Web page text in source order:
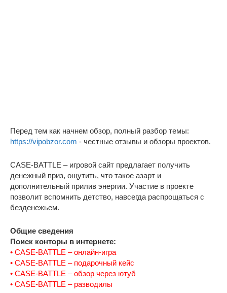
Перед тем как начнем обзор, полный разбор темы:
https://vipobzor.com - честные отзывы и обзоры проектов.
CASE-BATTLE – игровой сайт предлагает получить
денежный приз, ощутить, что такое азарт и
дополнительный прилив энергии. Участие в проекте
позволит вспомнить детство, навсегда распрощаться с
безденежьем.
Общие сведения
Поиск конторы в интернете:
• CASE-BATTLE – онлайн-игра
• CASE-BATTLE – подарочный кейс
• CASE-BATTLE – обзор через ютуб
• CASE-BATTLE – разводилы